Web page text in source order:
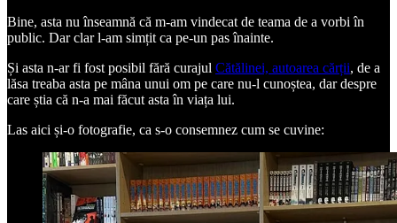
Bine, asta nu înseamnă că m-am vindecat de teama de a vorbi în
public. Dar clar l-am simțit ca pe-un pas înainte.
Și asta n-ar fi fost posibil fără curajul Cătălinei, autoarea cărții, de a
lăsa treaba asta pe mâna unui om pe care nu-l cunoștea, dar despre
care știa că n-a mai făcut asta în viața lui.
Las aici și-o fotografie, ca s-o consemnez cum se cuvine: